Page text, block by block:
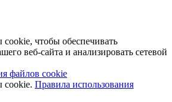
чтобы обеспечивать
веб-сайта и анализировать сетевой
файлов cookie
cookie. Правила использования